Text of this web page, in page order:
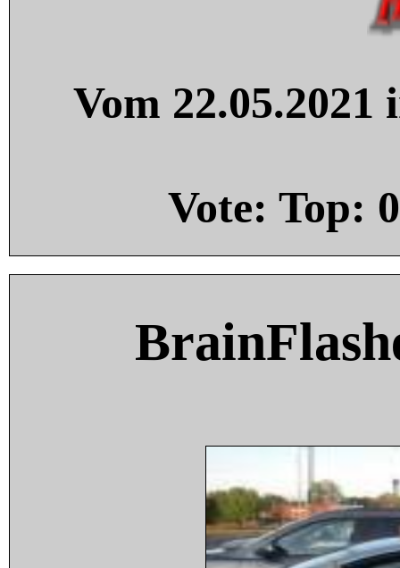
Vom
Vote: Top: 0